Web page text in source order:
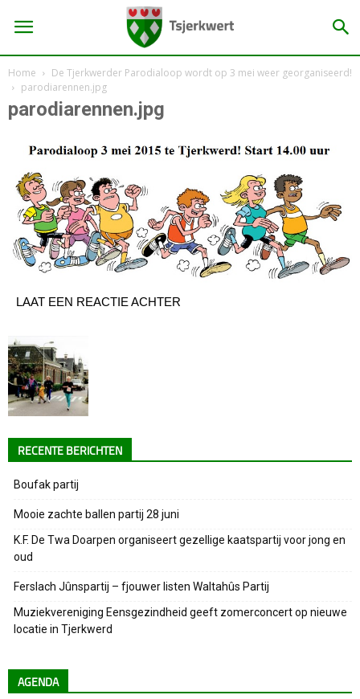
Home
De Tjerkwerder Parodialoop wordt op 3 mei weer georganiseerd!
parodiarennen.jpg
parodiarennen.jpg
LAAT EEN REACTIE ACHTER
RECENTE BERICHTEN
Boufak partij
Mooie zachte ballen partij 28 juni
K.F. De Twa Doarpen organiseert gezellige kaatspartij voor jong en
oud
Ferslach Jûnspartij – fjouwer listen Waltahûs Partij
Muziekvereniging Eensgezindheid geeft zomerconcert op nieuwe
locatie in Tjerkwerd
AGENDA